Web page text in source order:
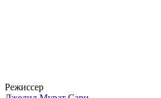
Режиссер